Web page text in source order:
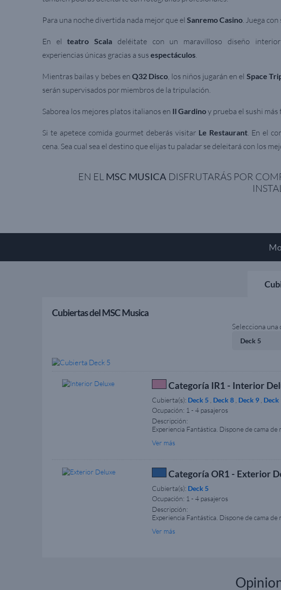
Para una noche divertida nada mejor que el Sanremo Casino. Juega
En elteatro Scala deléitate con un maravilloso diseño
experiencias únicas gracias a sus espectáculos.
Mientras bailas y bebes en Q32 Disco, los niños jugarán en el Space
serán supervisados por miembros de la tripulación.
Saborea los mejores platos italianos en Il Gardinoy prueba el sushi más
Si te apetece comida gourmet deberás visitar Le Restaurant. En el
cena. Sea cual sea el destino que elijas tu paladar se deleitará con los
EN EL MSC MUSICA DISFRUTARÁS POR
Cubiertas del MSC Musica
Selecciona
Categoría IR1 - Interior
Cubierta(s): Deck 5 Deck 8 Deck 9 Deck
Ocupación: 1 - 4 pasajeros
Descripción:
Experiencia Fantástica. Dispone de cama
el tamaño, la disposición y los muebles
Ver más
Categoría OR1 - Exterior
Cubierta(s): Deck 5
Ocupación: 1 - 4 pasajeros
Descripción:
Experiencia Fantástica. Dispone de cama
camarote, el tamaño, la disposición y los
Ver más